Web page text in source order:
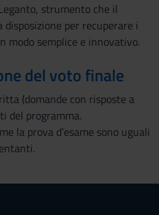
strumento che il
per recuperare i
modo semplice e innovativo.
del voto finale
(domande con risposte a
del programma.
la prova d’esame sono uguali